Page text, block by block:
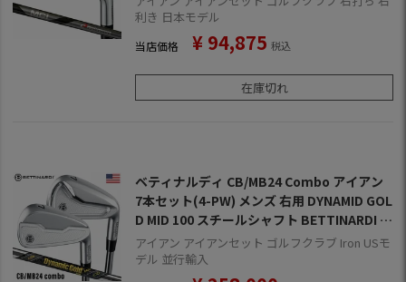
利き 日本モデル
当店価格 ¥ 94,875 税込
在庫切れ
ベティナルディ CB/MB24 Combo アイアン
7本セット(4-PW) メンズ 右用 DYNAMID GOL
D MID 100 スチールシャフト BETTINARDI 2
024年モデル USA直輸入品
アイアン アイアンセット ゴルフクラブ Iron USモ
デル 並行輸入